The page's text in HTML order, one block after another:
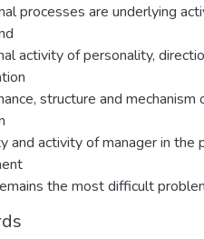
processes are underlying
activity of personality,
structure and
and activity of manager in the
the most difficult